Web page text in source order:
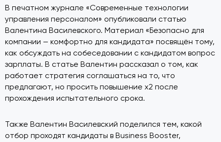
В печатном журнале «Современные технологии
управления персоналом» опубликовали статью
Валентина Василевского. Материал «Безопасно для
компании — комфортно для кандидата» посвящён тому,
как обсуждать на собеседовании с кандидатом вопрос
зарплаты. В статье Валентин рассказал о том, как
работает стратегия соглашаться на то, что
предлагают, но просить повышение х2 после
прохождения испытательного срока.
Также Валентин Василевский поделился тем, какой
отбор проходят кандидаты в Business Booster,